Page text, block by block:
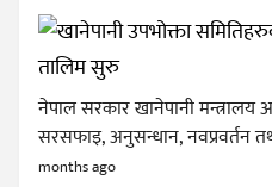
नेपाल सरकार खानेपानी मन्त्रालय
सरसफाइ, अनुसन्धान, नवप्रवर्तन
months ago